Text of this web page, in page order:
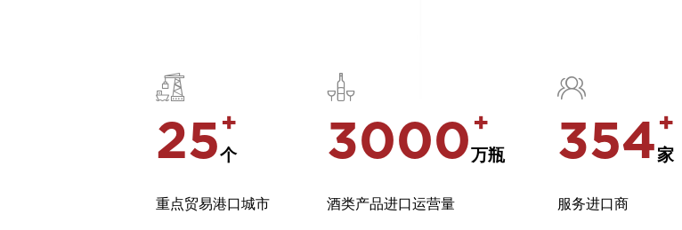

25 +
个
重点贸易港口城市

3000+
万瓶
酒类产品进口运营量

354 +
家
服务进口商